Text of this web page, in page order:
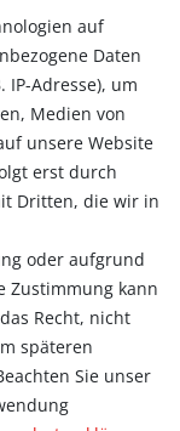
auf
Daten
IP-Adresse), um
Medien von
unsere Website
erst durch
Dritten, die wir in
oder aufgrund
Zustimmung kann
Recht, nicht
späteren
Sie unser